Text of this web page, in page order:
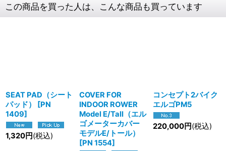
この商品を買った人は、こんな商品も買っています
SEAT PAD（シート
パッド）
[PN
1409]
1,320円(税込)
COVER FOR
INDOOR ROWER
Model E/Tall（エル
ゴメーターカバー
モデルE/トール）
[PN 1554]
コンセプト2バイク
エルゴPM5
220,000円(税込)